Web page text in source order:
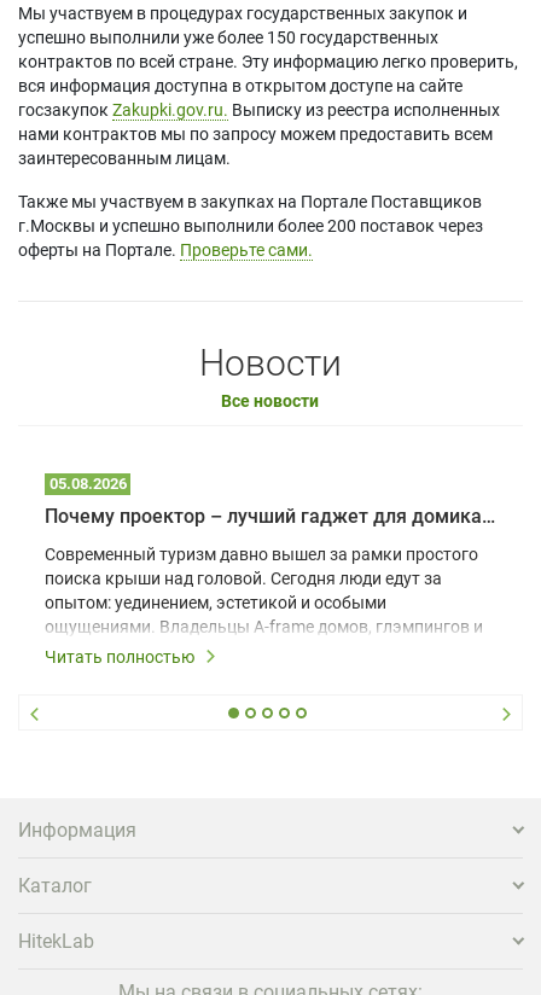
Мы участвуем в процедурах государственных закупок и
успешно выполнили уже более 150 государственных
контрактов по всей стране. Эту информацию легко проверить,
вся информация доступна в открытом доступе на сайте
госзакупок Zakupki.gov.ru. Выписку из реестра исполненных
нами контрактов мы по запросу можем предоставить всем
заинтересованным лицам.
Также мы участвуем в закупках на Портале Поставщиков
г.Москвы и успешно выполнили более 200 поставок через
оферты на Портале. Проверьте сами.
Новости
Все новости
05.08.2026
Почему проектор – лучший гаджет для домика в глэмпинге
Современный туризм давно вышел за рамки простого
поиска крыши над головой. Сегодня люди едут за
опытом: уединением, эстетикой и особыми
ощущениями. Владельцы A-frame домов, глэмпингов и
шале понимают, что конкуренция растет, и
вернуться и поделиться впечатлениями в соцсетях,
проектора.
Читать полностью
Информация
Каталог
HitekLab